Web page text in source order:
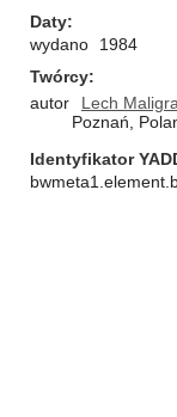
Daty
wydano
1984
Twórcy
autor
Lech
Poznań,
Identyfikator